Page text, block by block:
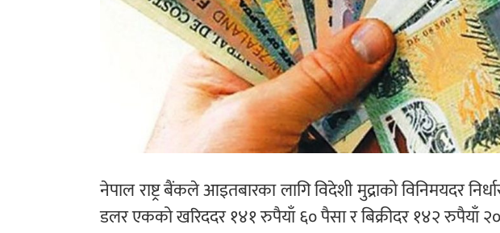
नेपाल राष्ट्र बैंकले आइतबारका लागि विदेशी मुद्राको विनिमयदर
डलर एकको खरिददर १४१ रुपैयाँ ६० पैसा र बिक्रीदर १४२ रुपैयाँ २०